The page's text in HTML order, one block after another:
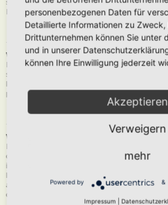
siehst du eine Schaltfläche in der Nähe des
Du wirst dann durch die weiteren Schritte geführt.
Nach oben
Was bewirkt die „Speichern“-Schaltfläche
Hiermit kannst du die geschriebene Entwürfe
späteren Zeitpunkt vervollständigen und
kannst du mit der Funktion „Gespeicherte
persönlichen Bereich erneut laden.
Nach oben
Warum muss mein Beitrag erst freigegeben
Die Board-Administration kann entschieden
du einen Beitrag erstellt hast, die Beiträge zuerst
ist auch möglich, dass die Administration dich zu
hinzugefügt hat, bei denen sie die Beiträge erst
auf der Seite sichtbar werden. Bitte kontaktiere
du weitere Informationen dazu benötigst.
personenbezogenen Daten für
Detaillierte Informationen zu
Drittunternehmen können Sie unter
und in unserer
können Ihre Einwilligung jederzeit
Akzeptieren
Verweigern
mehr
Powered by &
Impressum